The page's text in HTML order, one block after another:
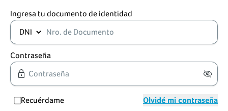
Ingresa tu documento de identidad
Contraseña
Recuérdame Olvidé mi contraseña